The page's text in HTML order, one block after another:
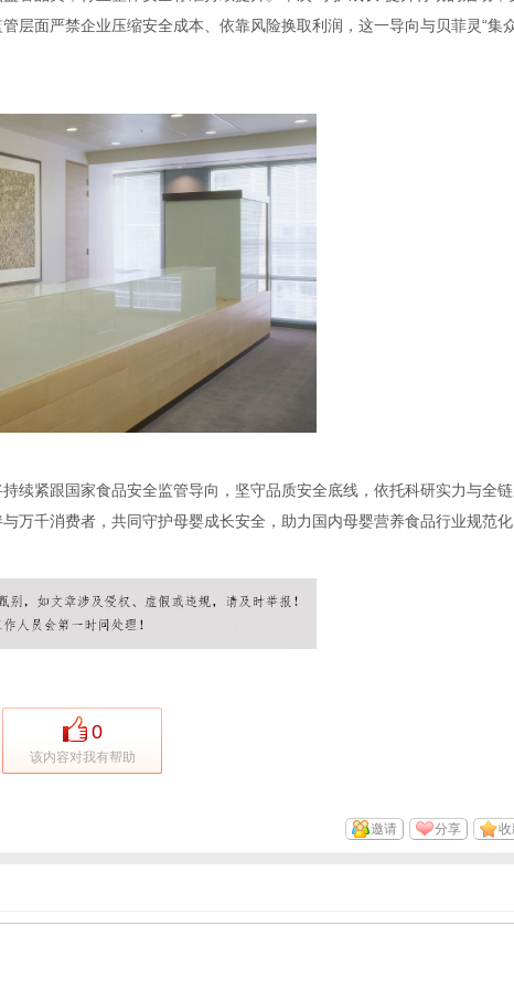
层面严禁企业压缩安全成本、依靠风险换取利润，这一导向与贝菲灵“集
续紧跟国家食品安全监管导向，坚守品质安全底线，依托科研实力与全
万千消费者，共同守护母婴成长安全，助力国内母婴营养食品行业规范
0
该内容对我有帮助
分享
邀请